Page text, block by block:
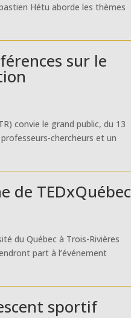
Hétu aborde les thèmes
sur le
convie le grand public, du 13
chercheurs et un
de TEDxQuébec
du Québec à Trois-Rivières
part à l’événement
sportif